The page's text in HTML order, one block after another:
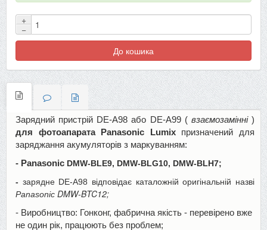
+
−
До кошика
Зарядний пристрій DE-A98 або DE-A99 ( взаємозамінні)
для фотоапарата Panasonic Lumixпризначений для
заряджання акумуляторів з маркуванням:
- Panasonic DMW-BLE9, DMW-BLG10, DMW-BLH7;
- зарядне DE-A98 відповідає каталожній оригінальній назві
Panasonic DMW-BTC12;
- Виробництво: Гонконг, фабрична якість - перевірено вже
не один рік, працюють без проблем;